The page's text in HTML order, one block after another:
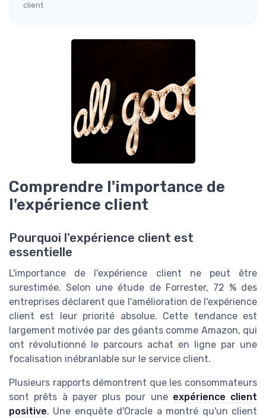
client
Comprendre l'importance de
l'expérience client
Pourquoi l'expérience client est
essentielle
L'importance de l'expérience client ne peut être
surestimée. Selon une étude de Forrester, 72 % des
entreprises déclarent que l'amélioration de l'expérience
client est leur priorité absolue. Cette tendance est
largement motivée par des géants comme Amazon, qui
ont révolutionné le parcours achat en ligne par une
focalisation inébranlable sur le service client.
Plusieurs rapports démontrent que les consommateurs
sont prêts à payer plus pour une expérience client
positive. Une enquête d'Oracle a montré qu'un client